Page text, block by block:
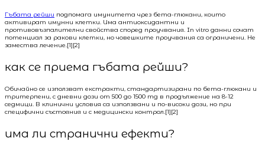
Гъбата рейши подпомага имунитета чрез бета-глюкани, които
активират имунни клетки. Има антиоксидантни и
противовъзпалителни свойства според проучвания. In vitro данни сочат
потенциал за ракови клетки, но човешките проучвания са ограничени. Не
замества лечение.[1][2]
как се приема гъбата рейши?
Обичайно се използват екстракти, стандартизирани по бета-глюкани и
тритерпени, с дневни дози от 500 до 1500 mg в продължение на 8-12
седмици. В клинични условия са използвани и по-високи дози, но при
специфични състояния и с медицински контрол.[1][2]
има ли странични ефекти?